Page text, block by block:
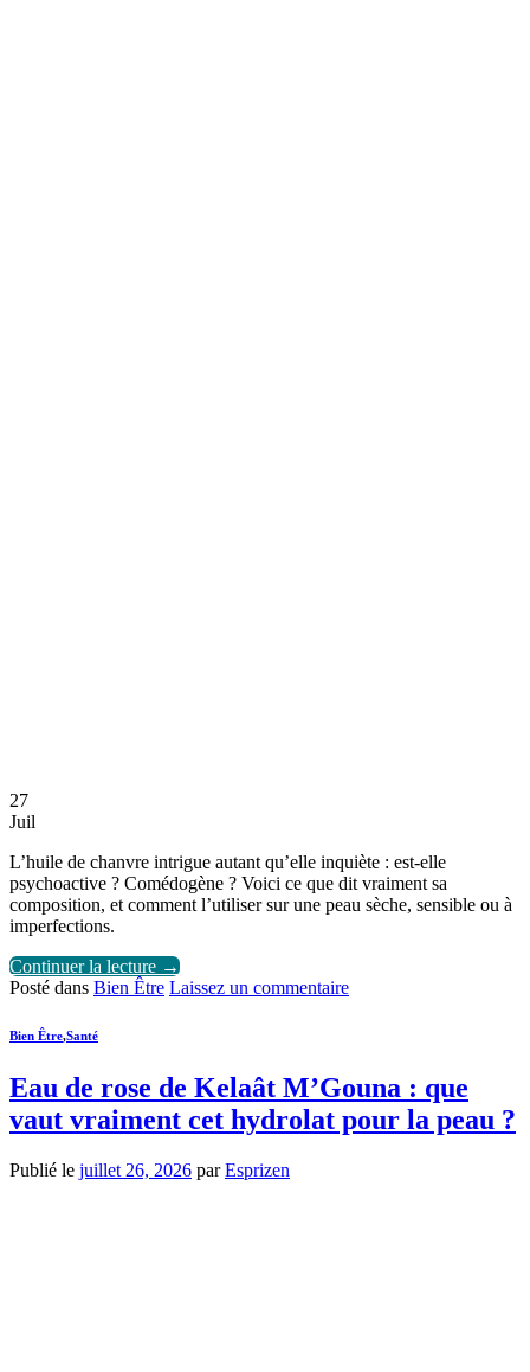
27
Juil
L’huile de chanvre intrigue autant qu’elle inquiète : est-elle
psychoactive ? Comédogène ? Voici ce que dit vraiment sa
composition, et comment l’utiliser sur une peau sèche, sensible ou à
imperfections.
Continuer la lecture →
Posté dans Bien Être Laissez un commentaire
Bien Être,Santé
Eau de rose de Kelaât M’Gouna : que
vaut vraiment cet hydrolat pour la peau ?
Publié le juillet 26, 2026 parEsprizen